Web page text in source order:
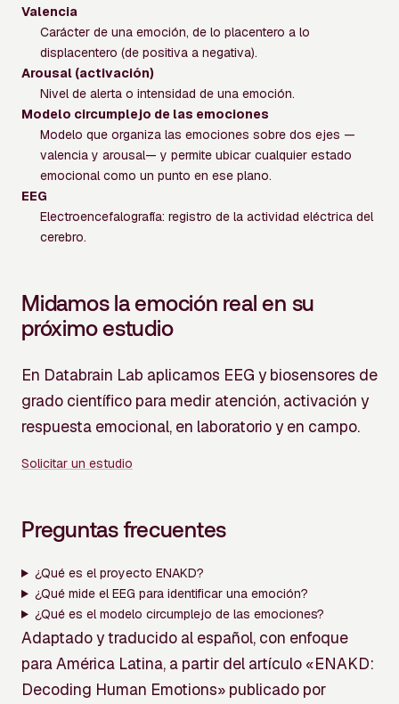
Valencia
Carácter de una emoción, de lo placentero a lo
displacentero (de positiva a negativa).
Arousal (activación)
Nivel de alerta o intensidad de una emoción.
Modelo circumplejo de las emociones
Modelo que organiza las emociones sobre dos ejes —
valencia y arousal— y permite ubicar cualquier estado
emocional como un punto en ese plano.
EEG
Electroencefalografía: registro de la actividad eléctrica del
cerebro.
Midamos la emoción real en su
próximo estudio
En Databrain Lab aplicamos EEG y biosensores de
grado científico para medir atención, activación y
respuesta emocional, en laboratorio y en campo.
Solicitar un estudio
Preguntas frecuentes
¿Qué es el proyecto ENAKD?
¿Qué mide el EEG para identificar una emoción?
¿Qué es el modelo circumplejo de las emociones?
Adaptado y traducido al español, con enfoque
para América Latina, a partir del artículo «ENAKD:
Decoding Human Emotions» publicado por